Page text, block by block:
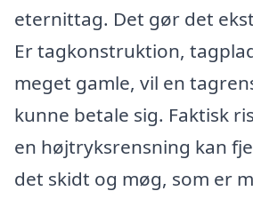
eternittag. Det gør det
Er tagkonstruktion,
meget gamle, vil en
kunne betale sig. Faktisk
en højtryksrensning kan
det skidt og møg, som er